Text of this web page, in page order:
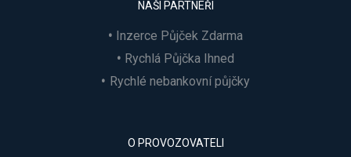
NAŠI PARTNEŘI
Inzerce Půjček Zdarma
Rychlá Půjčka Ihned
Rychlé nebankovní půjčky
O PROVOZOVATELI